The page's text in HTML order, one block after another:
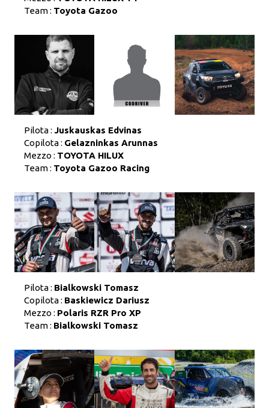
Team : Toyota Gazoo
Pilota : Juskauskas Edvinas
Copilota : Gelazninkas Arunnas
Mezzo : TOYOTA HILUX
Team : Toyota Gazoo Racing
Pilota : Bialkowski Tomasz
Copilota : Baskiewicz Dariusz
Mezzo : Polaris RZR Pro XP
Team : Bialkowski Tomasz